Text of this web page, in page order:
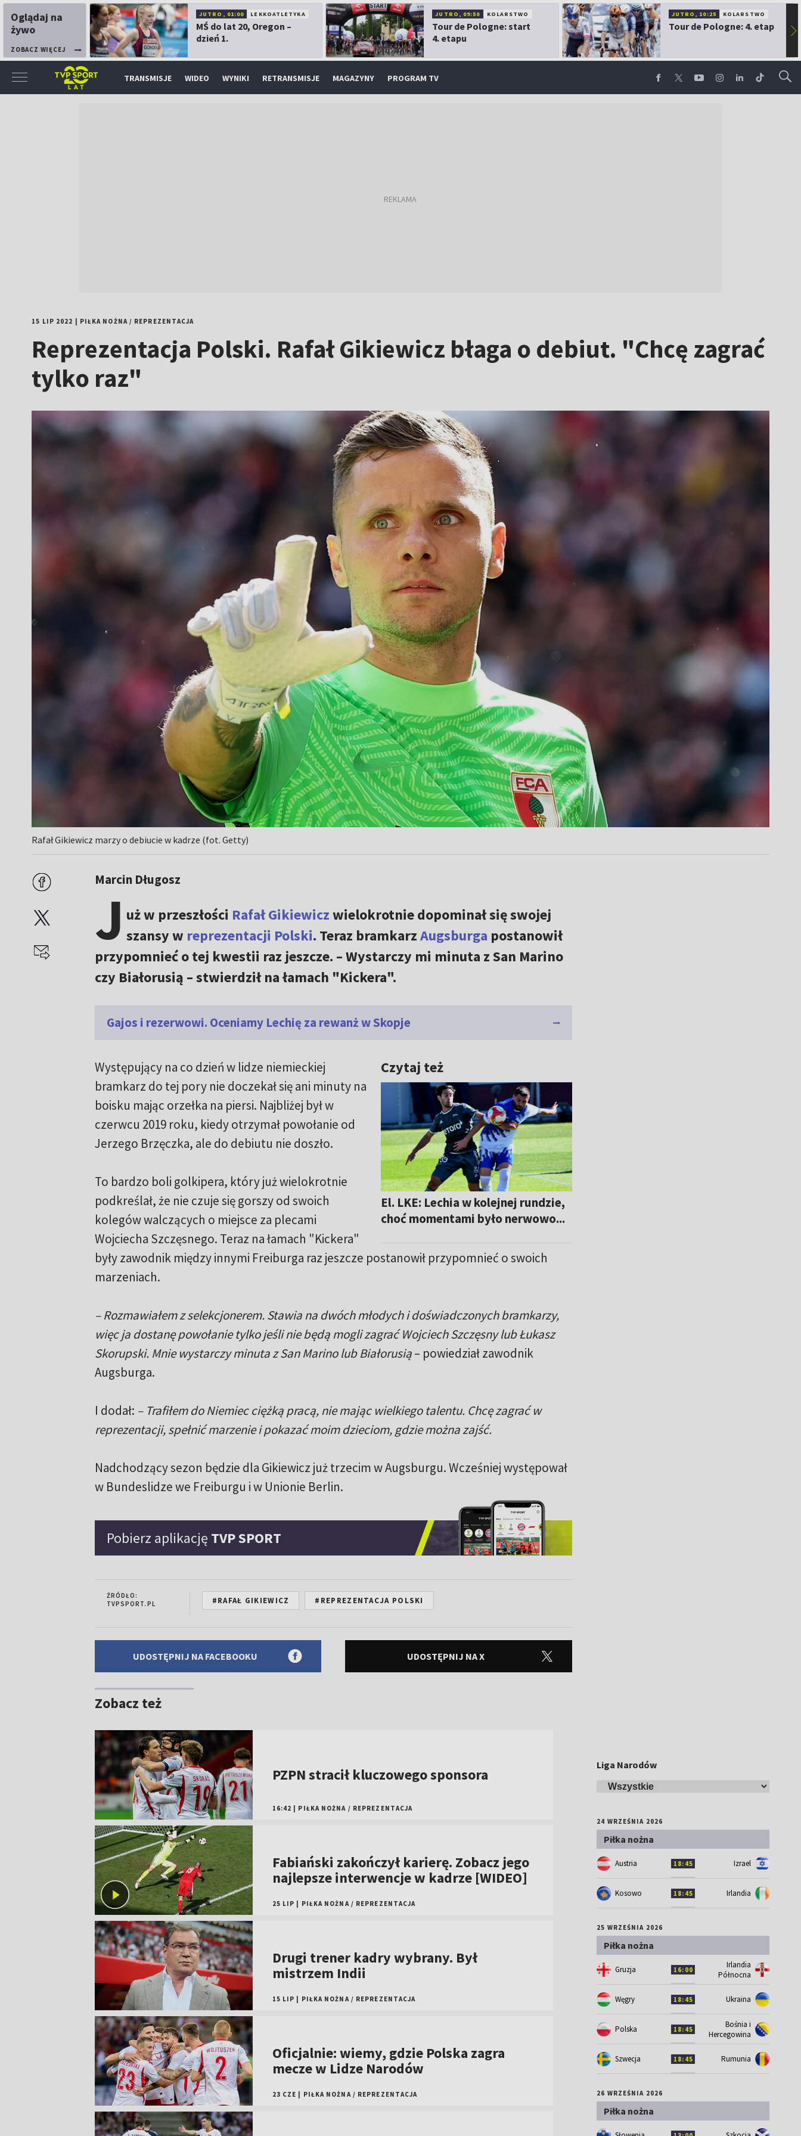
Oglądaj na
żywo
ZOBACZ WIĘCEJ
JUTRO, 01:00 LEKKOATLETYKA
MŚ do lat 20, Oregon –
dzień 1.
JUTRO, 09:50 KOLARSTWO
Tour de Pologne: start
4. etapu
JUTRO, 10:25 KOLARSTWO
Tour de Pologne: 4. etap ▶
TRANSMISJE WIDEO WYNIKI RETRANSMISJE MAGAZYNY PROGRAM TV
15 LIP 2022 PIŁKA NOŻNA/ REPREZENTACJA
Reprezentacja Polski. Rafał Gikiewicz błaga o debiut. "Chcę zagrać
tylko raz"
Rafał Gikiewicz marzy o debiucie w kadrze (fot. Getty)
Marcin Długosz
J uż w przeszłości Rafał Gikiewiczwielokrotnie dopominał się swojej
szansy w reprezentacji Polski. Teraz bramkarzAugsburga postanowił
przypomnieć o tej kwestii raz jeszcze. – Wystarczy mi minuta z San Marino
czy Białorusią – stwierdził na łamach "Kickera".
Gajos i rezerwowi. Oceniamy Lechię za rewanż w Skopje
Czytaj też
El. LKE: Lechia w kolejnej rundzie,
choć momentami było nerwowo...
Występujący na co dzień w lidze niemieckiej
bramkarz do tej pory nie doczekał się ani minuty na
boisku mając orzełka na piersi. Najbliżej był w
czerwcu 2019 roku, kiedy otrzymał powołanie od
Jerzego Brzęczka, ale do debiutu nie doszło.
To bardzo boli golkipera, który już wielokrotnie
podkreślał, że nie czuje się gorszy od swoich
kolegów walczących o miejsce za plecami
Wojciecha Szczęsnego. Teraz na łamach "Kickera"
były zawodnik między innymi Freiburga raz jeszcze postanowił przypomnieć o swoich
marzeniach.
– Rozmawiałem z selekcjonerem. Stawia na dwóch młodych i doświadczonych bramkarzy,
więc ja dostanę powołanie tylko jeśli nie będą mogli zagrać Wojciech Szczęsny lub Łukasz
Skorupski. Mnie wystarczy minuta z San Marino lub Białorusią– powiedział zawodnik
Augsburga.
I dodał: – Trafiłem do Niemiec ciężką pracą, nie mając wielkiego talentu. Chcę zagrać w
reprezentacji, spełnić marzenie i pokazać moim dzieciom, gdzie można zajść.
Nadchodzący sezon będzie dla Gikiewicz już trzecim w Augsburgu. Wcześniej występował
w Bundeslidze we Freiburgu i w Unionie Berlin.
Pobierz aplikację TVP SPORT
ŹRÓDŁO:
TVPSPORT.PL
#RAFAŁ GIKIEWICZ #REPREZENTACJA POLSKI
UDOSTĘPNIJ NA FACEBOOKU UDOSTĘPNIJ NA X
Zobacz też
PZPN stracił kluczowego sponsora
16:42 PIŁKA NOŻNA / REPREZENTACJA
Fabiański zakończył karierę. Zobacz jego
najlepsze interwencje w kadrze [WIDEO]
25 LIP PIŁKA NOŻNA / REPREZENTACJA
Drugi trener kadry wybrany. Był
mistrzem Indii
15 LIP PIŁKA NOŻNA / REPREZENTACJA
Oficjalnie: wiemy, gdzie Polska zagra
mecze w Lidze Narodów
23 CZE PIŁKA NOŻNA / REPREZENTACJA
Liga Narodów
24 WRZEŚNIA 2026
Piłka nożna
Austria 18:45 Izrael
Kosowo 18:45 Irlandia
25 WRZEŚNIA 2026
Piłka nożna
Gruzja 16:00
Irlandia
Północna
Węgry 18:45 Ukraina
Polska 18:45
Bośnia i
Hercegowina
Szwecja 18:45 Rumunia
26 WRZEŚNIA 2026
Piłka nożna